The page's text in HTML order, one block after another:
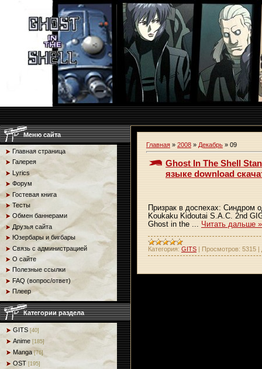
Меню сайта
Главная страница
Галерея
Lyrics
Форум
Гостевая книга
Тесты
Обмен баннерами
Друзья сайта
Юзербары и бигбары
Связь с администрацией
О сайте
Полезные ссылки
FAQ (вопрос/ответ)
Плеер
Категории раздела
GITS [40]
Anime [185]
Manga [76]
OST [195]
Главная » 2008 » Декабрь » 09
Ghost In The Shell
языке download
Призрак в доспехах: Синдром
Koukaku Kidoutai S.A.C. 2nd
Ghost in the ... Читать дальше »
Категория: GITS | Просмотров: 5315 |